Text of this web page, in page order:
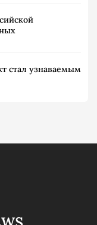
стал узнаваемым